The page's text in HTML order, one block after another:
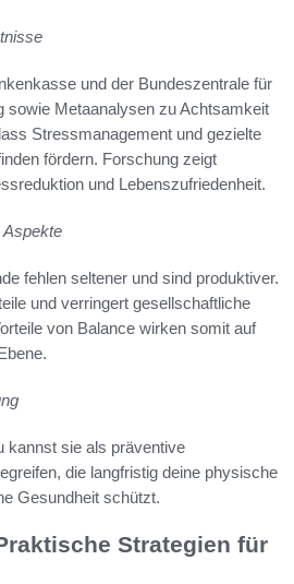
und der Bundeszentrale für
sowie Metaanalysen zu Achtsamkeit
Stressmanagement und gezielte
fördern. Forschung zeigt
und Lebenszufriedenheit.
fehlen seltener und sind produktiver.
und verringert gesellschaftliche
von Balance wirken somit auf
kannst sie als präventive
die langfristig deine physische
Gesundheit schützt.
Strategien für